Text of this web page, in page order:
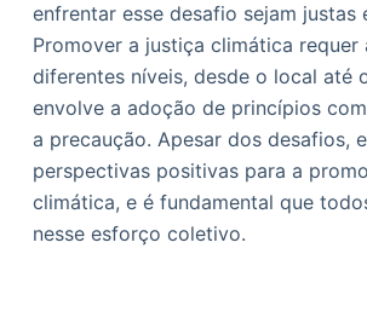
enfrentar esse desafio sejam justas
Promover a justiça climática requer
diferentes níveis, desde o local até
envolve a adoção de princípios
a precaução. Apesar dos desafios,
perspectivas positivas para a
climática, e é fundamental que
nesse esforço coletivo.